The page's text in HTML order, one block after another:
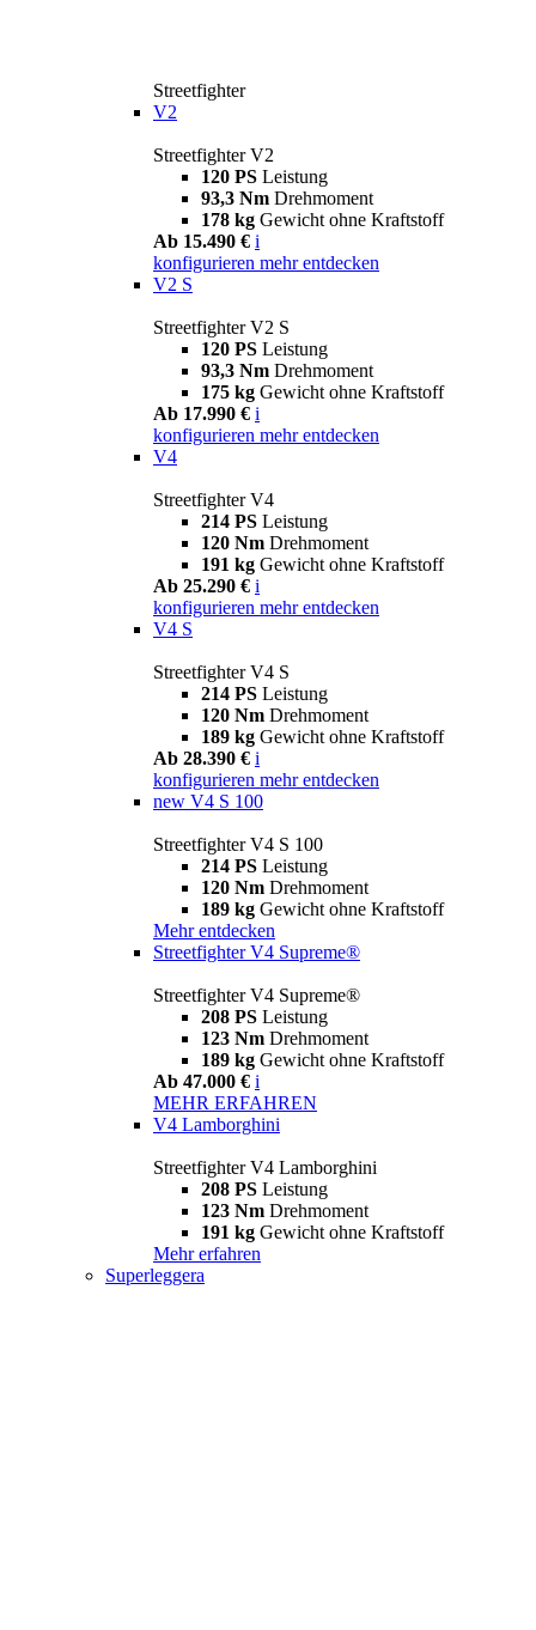
Streetfighter
V2
Streetfighter V2
120 PS Leistung
93,3 Nm Drehmoment
178 kg Gewicht ohne Kraftstoff
Ab 15.490 € i
konfigurieren mehr entdecken
V2 S
Streetfighter V2 S
120 PS Leistung
93,3 Nm Drehmoment
175 kg Gewicht ohne Kraftstoff
Ab 17.990 € i
konfigurieren mehr entdecken
V4
Streetfighter V4
214 PS Leistung
120 Nm Drehmoment
191 kg Gewicht ohne Kraftstoff
Ab 25.290 € i
konfigurieren mehr entdecken
V4 S
Streetfighter V4 S
214 PS Leistung
120 Nm Drehmoment
189 kg Gewicht ohne Kraftstoff
Ab 28.390 € i
konfigurieren mehr entdecken
new V4 S 100
Streetfighter V4 S 100
214 PS Leistung
120 Nm Drehmoment
189 kg Gewicht ohne Kraftstoff
Mehr entdecken
Streetfighter V4 Supreme®
Streetfighter V4 Supreme®
208 PS Leistung
123 Nm Drehmoment
189 kg Gewicht ohne Kraftstoff
Ab 47.000 € i
MEHR ERFAHREN
V4 Lamborghini
Streetfighter V4 Lamborghini
208 PS Leistung
123 Nm Drehmoment
191 kg Gewicht ohne Kraftstoff
Mehr erfahren
Superleggera